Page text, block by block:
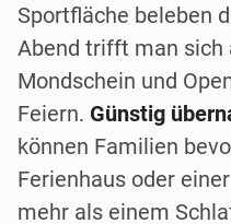
Sportfläche beleben
Abend trifft man sich
Mondschein und
Feiern. Günstig
können Familien
Ferienhaus oder
mehr als einem